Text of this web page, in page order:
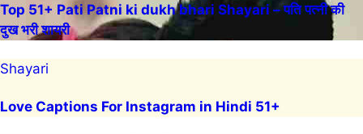
Top 51+ Pati Patni ki dukh bhari Shayari – पति पत्नी की
दुख भरी शायरी
Shayari
Love Captions For Instagram in Hindi 51+